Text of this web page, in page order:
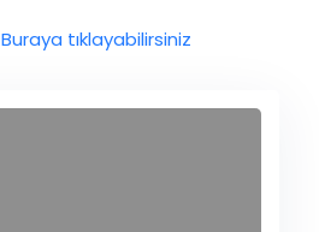
Buraya tıklayabilirsiniz